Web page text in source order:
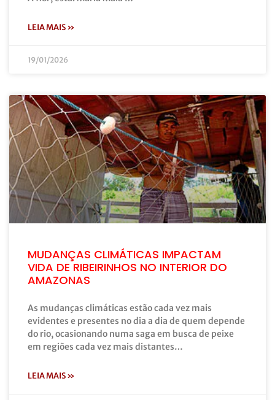
LEIA MAIS »
19/01/2026
MUDANÇAS CLIMÁTICAS IMPACTAM
VIDA DE RIBEIRINHOS NO INTERIOR DO
AMAZONAS
As mudanças climáticas estão cada vez mais
evidentes e presentes no dia a dia de quem depende
do rio, ocasionando numa saga em busca de peixe
em regiões cada vez mais distantes…
LEIA MAIS »